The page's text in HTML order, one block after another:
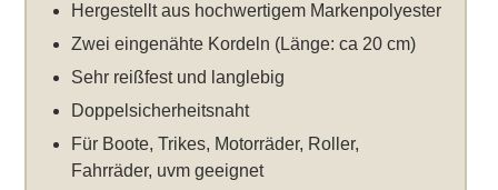
Hergestellt aus hochwertigem Markenpolyester
Zwei eingenähte Kordeln (Länge: ca 20 cm)
Sehr reißfest und langlebig
Doppelsicherheitsnaht
Für Boote, Trikes, Motorräder, Roller,
Fahrräder, uvm geeignet